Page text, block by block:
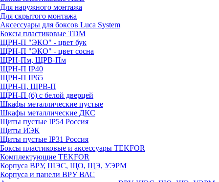
Для наружного монтажа
Для скрытого монтажа
Аксессуары для боксов Luca System
Боксы пластиковые TDM
ЩРН-П "ЭКО" - цвет бук
ЩРН-П "ЭКО" - цвет сосна
ЩРН-Пм, ЩРВ-Пм
ЩРН-П IP40
ЩРН-П IP65
ЩРН-П, ЩРВ-П
ЩРН-П (б) с белой дверцей
Шкафы металлические пустые
Шкафы металлические ДКС
Щиты пустые IP54 Россия
Щиты ИЭК
Щиты пустые IP31 Россия
Боксы пластиковые и аксессуары TEKFOR
Комплектующие TEKFOR
Корпуса ВРУ, ШЭС, ЩО, ЩЭ, УЭРМ
Корпуса и панели ВРУ ВАС